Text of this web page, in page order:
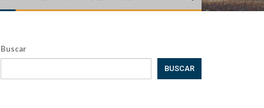
Buscar
BUSCAR